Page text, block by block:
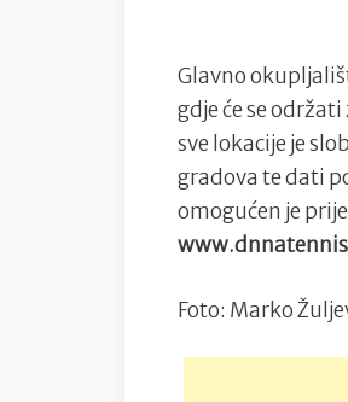
Glavno
gdje će se
sve lokacije je
gradova te dati
omogućen je
Foto: Marko